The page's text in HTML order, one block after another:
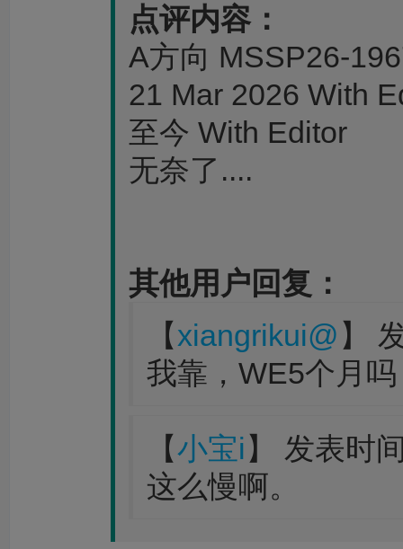
点评内容：
A方向 MSSP26-
21 Mar 2026 With
至今 With Editor
无奈了....
其他用户回复：
【xiangrikui@ 】
我靠，WE5个月吗
【小宝i 】 发表时
这么慢啊。